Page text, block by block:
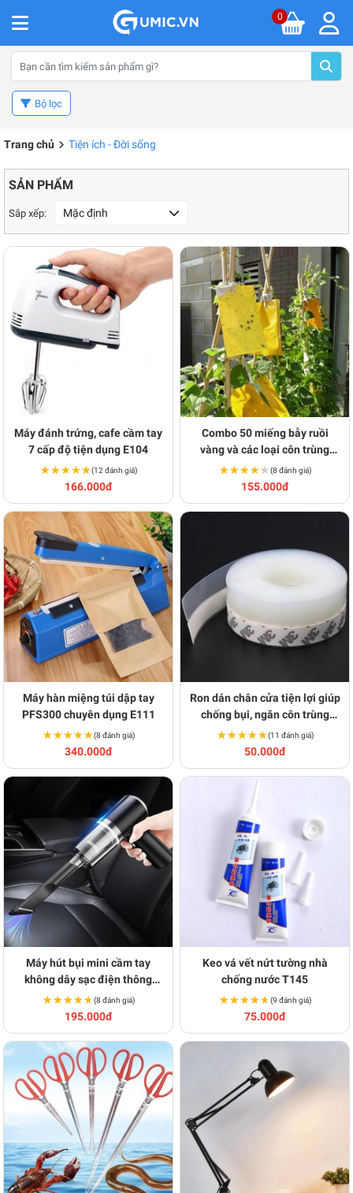
0
Bộ lọc
Trang chủ Tiện ích - Đời sống
SẢN PHẨM
Sắp xếp: Mặc định
Máy đánh trứng, cafe cầm tay
7 cấp độ tiện dụng E104
★★★★★
★★★★★(12 đánh giá)
166.000đ
Combo 50 miếng bẫy ruồi
vàng và các loại côn trùng
S218
★★★★★
★★★★★(8 đánh giá)
155.000đ
Máy hàn miệng túi dập tay
PFS300 chuyên dụng E111
★★★★★
★★★★★(8 đánh giá)
340.000đ
Ron dán chân cửa tiện lợi giúp
chống bụi, ngăn côn trùng
T148
★★★★★
★★★★★(11 đánh giá)
50.000đ
Máy hút bụi mini cầm tay
không dây sạc điện thông
minh E158
★★★★★
★★★★★(8 đánh giá)
195.000đ
Keo vá vết nứt tường nhà
chống nước T145
★★★★★
★★★★★(9 đánh giá)
75.000đ